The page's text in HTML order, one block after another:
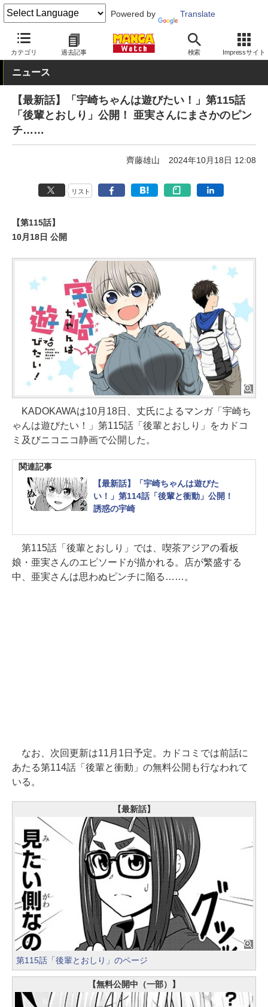
Powered by Translate
カテゴリ 過去記事 検索 Impressサイト
MANGA Watch Web/アプリ カドコミ
ニュース
【最新話】「宇崎ちゃんは遊びたい！」第115話
「後輩とおしり」公開！ 亜実さんにまさかのピン
チ……
齊藤雄山 2024年10月18日 12:08
リスト
【第115話】
10月18日 公開
KADOKAWAは10月18日、丈氏によるマンガ「宇崎ち
ゃんは遊びたい！」第115話「後輩とおしり」をカドコ
ミ及びニコニコ静画で公開した。
関連記事
【最新話】「宇崎ちゃんは遊びた
い！」第114話「後輩と衝動」公開！
誘惑の宇崎
第115話「後輩とおしり」では、喫茶アジアの看板
娘・亜実さんのエピソードが描かれる。店が繁盛する
中、亜実さんは思わぬピンチに陥る……。
なお、次回更新は11月1日予定。カドコミでは前話に
あたる第114話「後輩と衝動」の無料公開も行なわれて
いる。
【最新話】
第115話「後輩とおしり」のページ
【無料公開中（一部）】